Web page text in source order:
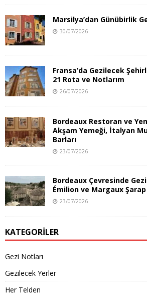
Marsilya’dan Günübirlik
30/07/2026
Fransa’da Gezilecek
21 Rota ve Notlarım
26/07/2026
Bordeaux Restoran ve
Akşam Yemeği, İtalyan
Barları
23/07/2026
Bordeaux Çevresinde
Émilion ve Margaux Şarap
23/07/2026
KATEGORILER
Gezi Notları
Gezilecek Yerler
Her Telden